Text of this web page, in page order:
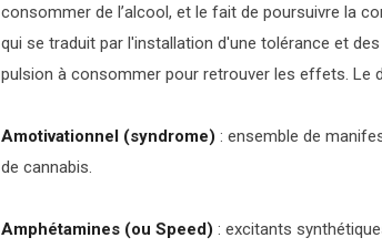
consommer de l’alcool, et le fait de poursuivre la
qui se traduit par l'installation d'une tolérance et
pulsion à consommer pour retrouver les effets. Le
Amotivationnel (syndrome) : ensemble de
de cannabis.
Amphétamines (ou Speed) : excitants